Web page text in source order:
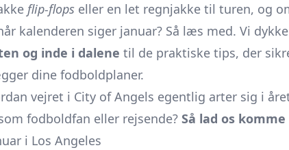
flip-flops eller en let regnjakke til turen, og
kalenderen siger januar? Så læs med. Vi
og inde i dalene til de praktiske tips, der
dine fodboldplaner.
vejret i City of Angels egentlig arter sig i
fodboldfan eller rejsende? Så lad os
i Los Angeles